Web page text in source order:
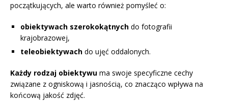
początkujących, ale warto również pomyśleć o:
obiektywach szerokokątnych do fotografii
krajobrazowej,
teleobiektywach do ujęć oddalonych.
Każdy rodzaj obiektywu ma swoje specyficzne cechy
związane z ogniskową i jasnością, co znacząco wpływa na
końcową jakość zdjęć.